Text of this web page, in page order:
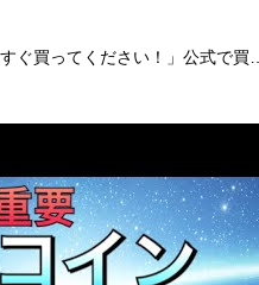
すぐ買ってください！」公式で